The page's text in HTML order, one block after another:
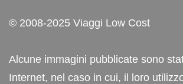
© 2008-2025 Viaggi Low Cost
Alcune immagini pubblicate sono
Internet, nel caso in cui, il loro